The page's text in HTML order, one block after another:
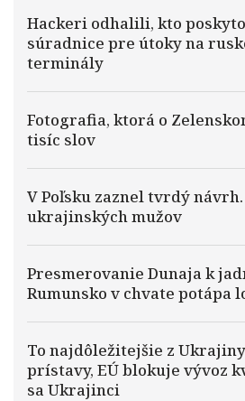
Hackeri odhalili, kto
súradnice pre útoky na
terminály
Fotografia, ktorá o
tisíc slov
V Poľsku zaznel tvrdý
ukrajinských mužov
Presmerovanie Dunaja k
Rumunsko v chvate potápa
To najdôležitejšie z
prístavy, EÚ blokuje vývoz
sa Ukrajinci